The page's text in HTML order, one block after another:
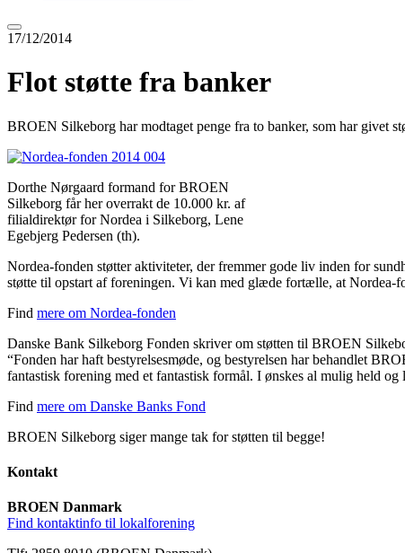
17/12/2014
Flot støtte fra banker
BROEN Silkeborg har modtaget penge fra to banker, som har givet
Dorthe Nørgaard formand for BROEN
Silkeborg får her overrakt de 10.000 kr. af
filialdirektør for Nordea i Silkeborg, Lene
Egebjerg Pedersen (th).
Nordea-fonden støtter aktiviteter, der fremmer gode liv inden for
støtte til opstart af foreningen. Vi kan med glæde fortælle, at Nordea-
Find mere om Nordea-fonden
Danske Bank Silkeborg Fonden skriver om støtten til BROEN
“Fonden har haft bestyrelsesmøde, og bestyrelsen har behandlet
fantastisk forening med et fantastisk formål. I ønskes al mulig held
Find mere om Danske Banks Fond
BROEN Silkeborg siger mange tak for støtten til begge!
Kontakt
BROEN Danmark
Find kontaktinfo til lokalforening